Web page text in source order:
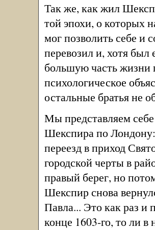
Так же, как жил
той эпохи, о которых
мог позволить себе и
перевозил и, хотя
большую часть жизни
психологическое
остальные братья не
Мы представляем
Шекспира по
переезд в приход
городской черты в
правый берег, но
Шекспир снова
Павла... Это как раз и
конце 1603-го, то ли в